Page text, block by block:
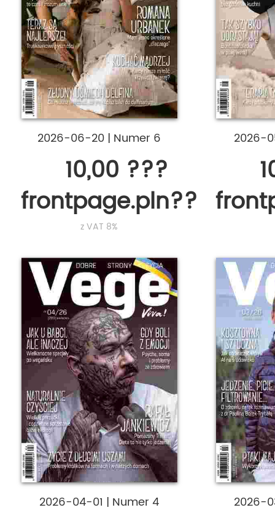
2026-06-20 | Numer 6
10,00 ???
frontpage.pln???
z VAT 8%
2026-
2026-04-01 | Numer 4 2026-